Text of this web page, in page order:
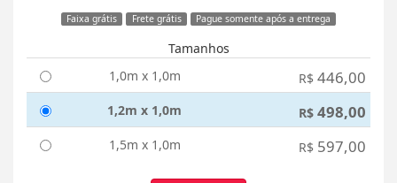
Faixa grátis Frete grátis Pague somente após a entrega
Tamanhos
1,0m x 1,0m
R$ 446,00
1,2m x 1,0m R$ 498,00
1,5m x 1,0m R$ 597,00